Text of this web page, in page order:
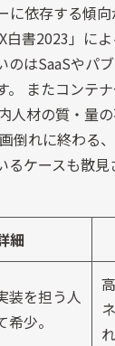
依存する傾
書2023」に
はSaaSやパ
またコンテ
人材の質・量
倒れに終わる
ケースも散見
細
装を担う人
少。